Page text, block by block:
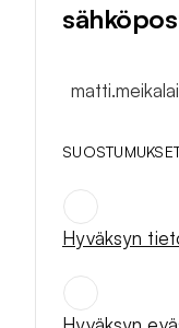
Hyväksyn
SUOSTUMUKSET